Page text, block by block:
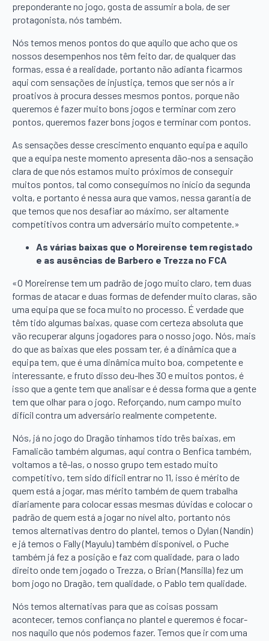
preponderante no jogo, gosta de assumir a bola, de ser
protagonista, nós também.
Nós temos menos pontos do que aquilo que acho que os
nossos desempenhos nos têm feito dar, de qualquer das
formas, essa é a realidade, portanto não adianta ficarmos
aqui com sensações de injustiça, temos que ser nós a ir
proativos à procura desses mesmos pontos, porque não
queremos é fazer muito bons jogos e terminar com zero
pontos, queremos fazer bons jogos e terminar com pontos.
As sensações desse crescimento enquanto equipa e aquilo
que a equipa neste momento apresenta dão-nos a sensação
clara de que nós estamos muito próximos de conseguir
muitos pontos, tal como conseguimos no início da segunda
volta, e portanto é nessa aura que vamos, nessa garantia de
que temos que nos desafiar ao máximo, ser altamente
competitivos contra um adversário muito competente.»
As várias baixas que o Moreirense tem registado
e as ausências de Barbero e Trezza no FCA
«O Moreirense tem um padrão de jogo muito claro, tem duas
formas de atacar e duas formas de defender muito claras, são
uma equipa que se foca muito no processo. É verdade que
têm tido algumas baixas, quase com certeza absoluta que
vão recuperar alguns jogadores para o nosso jogo. Nós, mais
do que as baixas que eles possam ter, é a dinâmica que a
equipa tem, que é uma dinâmica muito boa, competente e
interessante, e fruto disso deu-lhes 30 e muitos pontos, é
isso que a gente tem que analisar e é dessa forma que a gente
tem que olhar para o jogo. Reforçando, num campo muito
difícil contra um adversário realmente competente.
Nós, já no jogo do Dragão tínhamos tido três baixas, em
Famalicão também algumas, aqui contra o Benfica também,
voltamos a tê-las, o nosso grupo tem estado muito
competitivo, tem sido difícil entrar no 11, isso é mérito de
quem está a jogar, mas mérito também de quem trabalha
diariamente para colocar essas mesmas dúvidas e colocar o
padrão de quem está a jogar no nível alto, portanto nós
temos alternativas dentro do plantel, temos o Dylan (Nandín)
e já temos o Fally (Mayulu) também disponível, o Puche
também já fez a posição e faz com qualidade, para o lado
direito onde tem jogado o Trezza, o Brian (Mansilla) fez um
bom jogo no Dragão, tem qualidade, o Pablo tem qualidade.
Nós temos alternativas para que as coisas possam
acontecer, temos confiança no plantel e queremos é focar-
nos naquilo que nós podemos fazer. Temos que ir com uma